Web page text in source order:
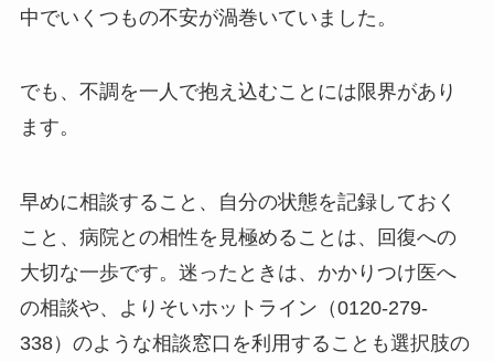
中でいくつもの不安が渦巻いていました。
でも、不調を一人で抱え込むことには限界があり
ます。
早めに相談すること、自分の状態を記録しておく
こと、病院との相性を見極めることは、回復への
大切な一歩です。迷ったときは、かかりつけ医へ
の相談や、よりそいホットライン（0120-279-
338）のような相談窓口を利用することも選択肢の